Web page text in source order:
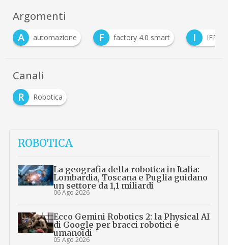
Argomenti
A
automazione F factory 4.0 smart I IFR
Canali
R
Robotica
ROBOTICA
La geografia della robotica in Italia:
Lombardia, Toscana e Puglia guidano
un settore da 1,1 miliardi
06 Ago 2026
Ecco Gemini Robotics 2: la Physical AI
di Google per bracci robotici e
umanoidi
05 Ago 2026